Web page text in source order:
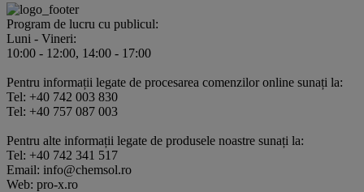
Facebook
X
Pinterest
E-
mail:
Program de lucru cu publicul:
Luni - Vineri:
10:00 - 12:00, 14:00 - 17:00
Pentru informații legate de procesarea comenzilor online sunați la:
Tel: +40 742 003 830
Tel: +40 757 087 003
Pentru alte informații legate de produsele noastre sunați la:
Tel: +40 742 341 517
Email: info@chemsol.ro
Web: pro-x.ro